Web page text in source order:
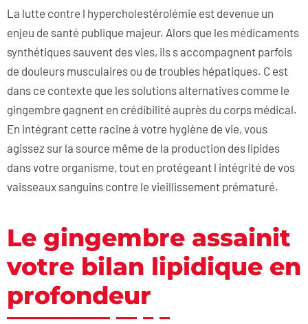
La lutte contre l hypercholestérolémie est devenue un
enjeu de santé publique majeur. Alors que les médicaments
synthétiques sauvent des vies, ils s accompagnent parfois
de douleurs musculaires ou de troubles hépatiques. C est
dans ce contexte que les solutions alternatives comme le
gingembre gagnent en crédibilité auprès du corps médical.
En intégrant cette racine à votre hygiène de vie, vous
agissez sur la source même de la production des lipides
dans votre organisme, tout en protégeant l intégrité de vos
vaisseaux sanguins contre le vieillissement prématuré.
Le gingembre assainit
votre bilan lipidique en
profondeur